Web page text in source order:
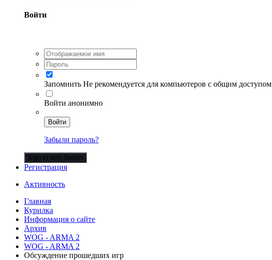
Войти
Запомнить Не рекомендуется для компьютеров с общим доступом
Войти анонимно
Войти
Забыли пароль?
Sign in with Steam
Регистрация
Активность
Главная
Курилка
Информация о сайте
Архив
WOG - ARMA 2
WOG - ARMA 2
Обсуждение прошедших игр